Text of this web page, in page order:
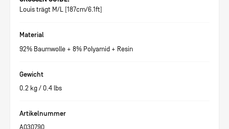
Louis trägt M/L [187cm/6.1ft]
Material
92% Baumwolle + 8% Polyamid + Resin
Gewicht
0.2 kg /0.4 lbs
Artikelnummer